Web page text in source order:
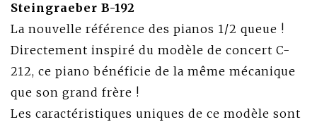
Steingraeber B-192
La nouvelle référence des pianos 1/2 queue !
Directement inspiré du modèle de concert C-
212, ce piano bénéficie de la même mécanique
que son grand frère !
Les caractéristiques uniques de ce modèle sont